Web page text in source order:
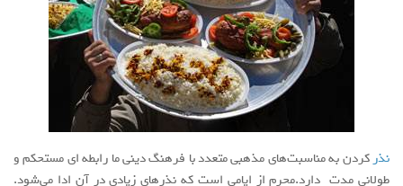
نذرکردن به مناسبت‌های مذهبی متعدد با فرهنگ دینی ما رابطه ای مستحکم و
طولانی مدت دارد.محرم از ایامی است که نذرهای زیادی در آن ادا می‌شود.